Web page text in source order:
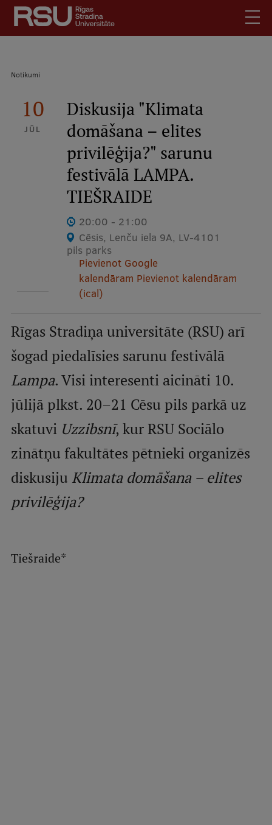
Pārlekt
galveno
saturu
Latviski
Meklēt Mobile
augšējā
izvēlne
Skolēniem
Studentiem
Darbiniekiem
Darba devējiem
Mobile
izvēlne
Studiju iespējas
Pamatstudiju programmas
Maģistra studiju programmas
Doktorantūra
Rezidentūra
Uzņemšana
Praktiska informācija
Atpakaļceļš
Notikumi
10
JŪL
Diskusija "Klimata
domāšana – elites
privilēģija?" sarunu
festivālā LAMPA.
TIEŠRAIDE
20:00 - 21:00
Cēsis, Lenču iela 9A, LV-4101
pils parks
Pievienot Google
kalendāram Pievienot kalendāram
(ical)
Rīgas Stradiņa universitāte (RSU) arī
šogad piedalīsies sarunu festivālā
Lampa. Visi interesenti aicināti 10.
jūlijā plkst. 20–21 Cēsu pils parkā uz
skatuvi Uzzibsnī, kur RSU Sociālo
zinātņu fakultātes pētnieki organizēs
diskusiju Klimata domāšana – elites
privilēģija?
Tiešraide*